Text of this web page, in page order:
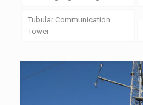
Tubular Communication
Tower